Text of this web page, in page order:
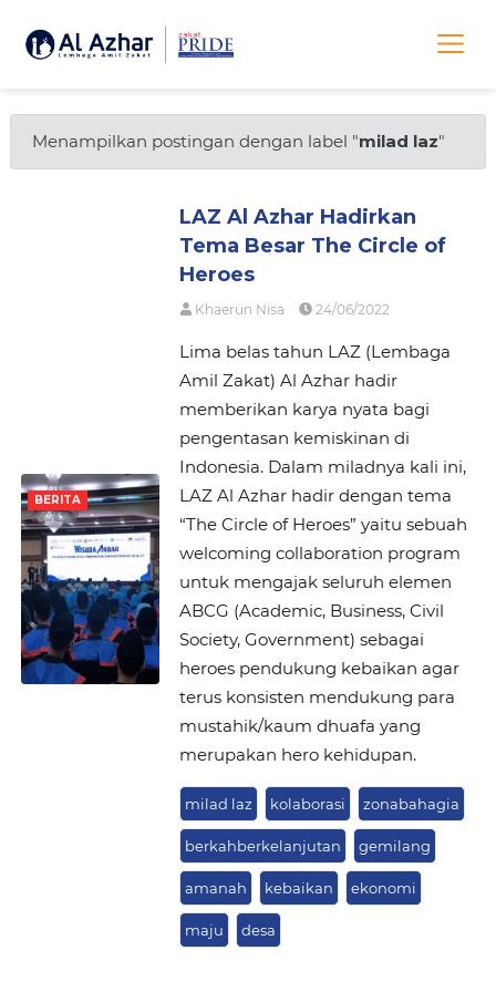
Menampilkan postingan dengan label "milad laz"
BERITA
LAZ Al Azhar Hadirkan
Tema Besar The Circle of
Heroes
Khaerun Nisa 24/06/2022
Lima belas tahun LAZ (Lembaga
Amil Zakat) Al Azhar hadir
memberikan karya nyata bagi
pengentasan kemiskinan di
Indonesia. Dalam miladnya kali ini,
LAZ Al Azhar hadir dengan tema
“The Circle of Heroes” yaitu sebuah
welcoming collaboration program
untuk mengajak seluruh elemen
ABCG (Academic, Business, Civil
Society, Government) sebagai
heroes pendukung kebaikan agar
terus konsisten mendukung para
mustahik/kaum dhuafa yang
merupakan hero kehidupan.
milad laz kolaborasi zonabahagia
berkahberkelanjutan gemilang
amanah kebaikan ekonomi
maju desa